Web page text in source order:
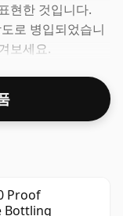
현한 것입니다.
로 병입되었습니
보세요.
Proof
Bottling